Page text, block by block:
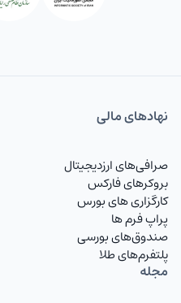
نهاد‌های مالی
صرافی‌های ارزدیجیتال
بروکرهای فارکس
کارگزاری های بورس
پراپ فرم ها
صندوق‌های بورسی
پلتفرم‌های طلا
مجله